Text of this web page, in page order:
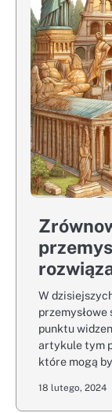
W
punktu
artykule tym
które mogą
18 lutego, 2024